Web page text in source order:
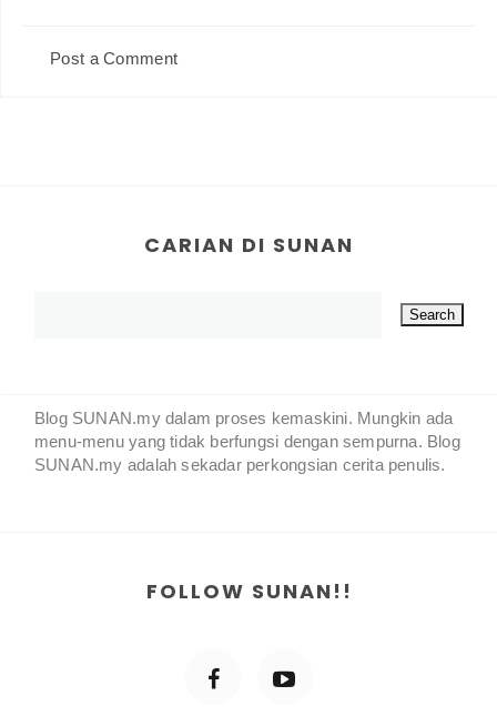
Post a Comment
CARIAN DI SUNAN
Blog SUNAN.my dalam proses kemaskini. Mungkin ada
menu-menu yang tidak berfungsi dengan sempurna. Blog
SUNAN.my adalah sekadar perkongsian cerita penulis.
FOLLOW SUNAN!!